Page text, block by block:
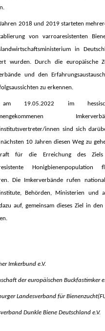
2018 und 2019 starteten
von varroaresistenten
in
wurden. Durch die europäische
und den
zu erkennen.
19.05.2022 im
innen sind sich
10 Jahren diesen Weg zu
für die Erreichung des Ziels
Honigbienenpopulation
Die Imkerverbände rufen
Behörden, Ministerien und
auf, gemeinsam dieses Ziel in
Imkerbund e.V.
der europäischen Buckfastimker
Landesverband für
Dunkle Biene Deutschland e.V.